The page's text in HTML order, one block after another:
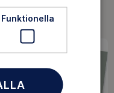
Funktionella